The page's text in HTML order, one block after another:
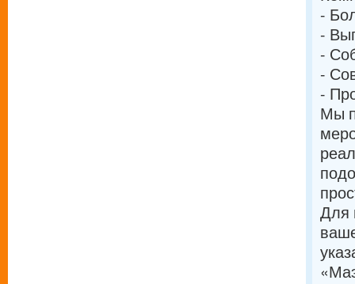
-
-
-
-
-
Мы
Для